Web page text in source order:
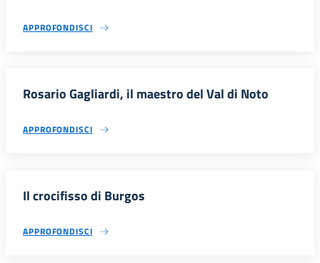
APPROFONDISCI
Rosario Gagliardi, il maestro del Val di Noto
APPROFONDISCI
Il crocifisso di Burgos
APPROFONDISCI